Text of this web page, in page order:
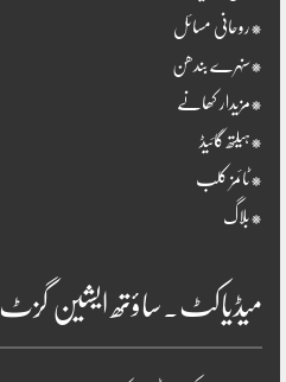
*روحانی مسائل
*سنہرے بندھن
*مزیدار کھانے
*ہیلتھ گائیڈ
*ٹائمز کلب
*بلاگ
میڈیاکٹ۔ساؤتھ ایشین گزٹ